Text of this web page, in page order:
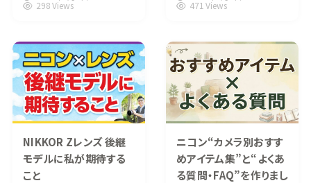
298 Views 471 Views
NIKKOR Zレンズ 後継
モデルに私が期待する
こと
ニコン“カメラ別おすす
めアイテム集”と“よくあ
る質問・FAQ”を作りまし